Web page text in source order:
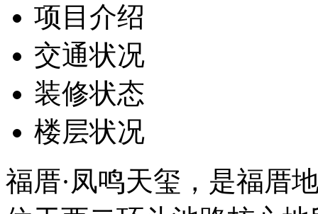
项目介绍
交通状况
装修状态
楼层状况
福厝·凤鸣天玺，是福厝